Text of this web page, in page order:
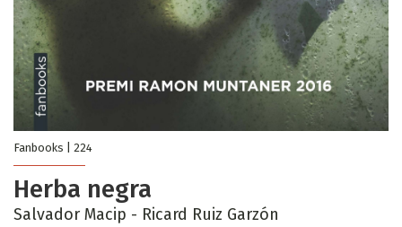
Fanbooks | 224
Herba negra
Salvador Macip - Ricard Ruiz Garzón